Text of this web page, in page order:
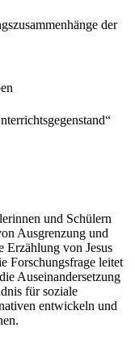
der
und Schülern
Ausgrenzung und
Erzählung von Jesus
Forschungsfrage leitet
Auseinandersetzung
für soziale
entwickeln und